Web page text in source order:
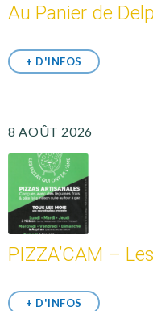
Au Panier de
+ D'INFOS
8 AOÛT 2026
PIZZA’CAM –
+ D'INFOS